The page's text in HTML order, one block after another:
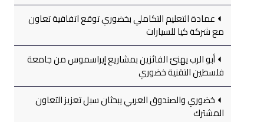
عمادة التعليم التكاملي بخضوري توقع اتفاقية تعاون
مع شركة كيا للسيارات
أبو الرب يهنئ الفائزين بمشاريع إيراسموس من جامعة
فلسطين التقنية خضوري
خضوري والصندوق العربي يبحثان سبل تعزيز التعاون
المشترك